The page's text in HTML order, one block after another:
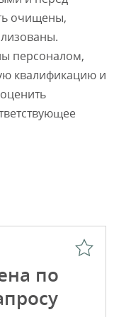
очищены,
персоналом,
квалификацию и
по